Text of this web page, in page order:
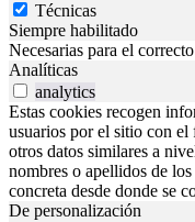
Técnicas
Siempre habilitado
Necesarias para el
Analíticas
analytics
Estas cookies recogen
usuarios por el sitio con
otros datos similares a
nombres o apellidos de
concreta desde donde se
De personalización